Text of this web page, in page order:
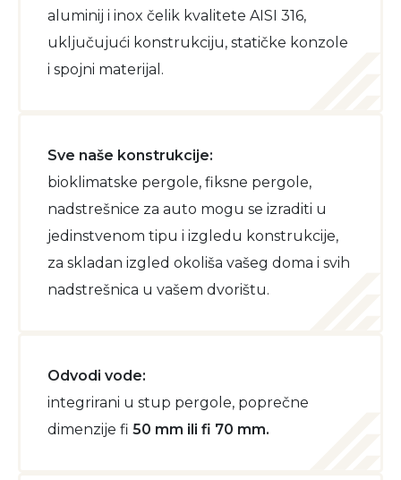
aluminij i inox čelik kvalitete AISI 316,
uključujući konstrukciju, statičke konzole
i spojni materijal.
Sve naše konstrukcije:
bioklimatske pergole, fiksne pergole,
nadstrešnice za auto mogu se izraditi u
jedinstvenom tipu i izgledu konstrukcije,
za skladan izgled okoliša vašeg doma i svih
nadstrešnica u vašem dvorištu.
Odvodi vode:
integrirani u stup pergole, poprečne
dimenzije fi 50 mm ili fi 70 mm.